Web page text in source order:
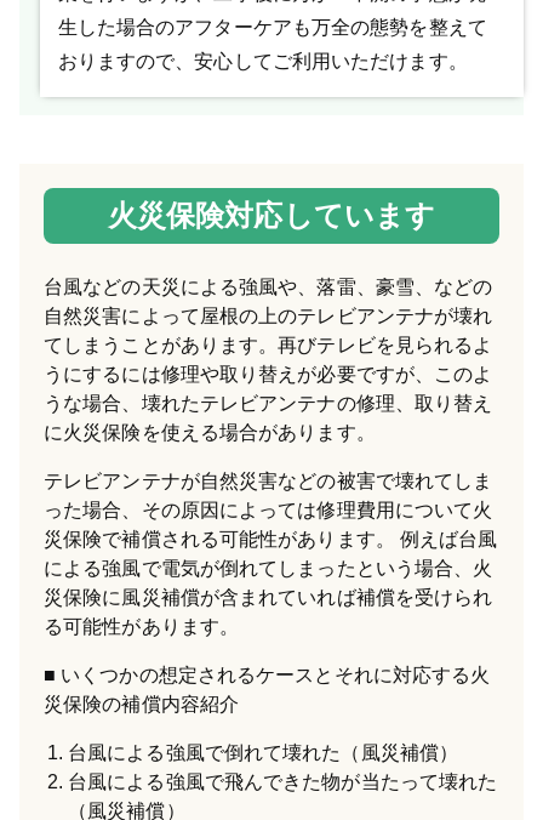
生した場合のアフターケアも万全の態勢を整えて
おりますので、安心してご利用いただけます。
火災保険対応しています
台風などの天災による強風や、落雷、豪雪、などの
自然災害によって屋根の上のテレビアンテナが壊れ
てしまうことがあります。再びテレビを見られるよ
うにするには修理や取り替えが必要ですが、このよ
うな場合、壊れたテレビアンテナの修理、取り替え
に火災保険を使える場合があります。
テレビアンテナが自然災害などの被害で壊れてしま
った場合、その原因によっては修理費用について火
災保険で補償される可能性があります。 例えば台風
による強風で電気が倒れてしまったという場合、火
災保険に風災補償が含まれていれば補償を受けられ
る可能性があります。
いくつかの想定されるケースとそれに対応する火
災保険の補償内容紹介
台風による強風で倒れて壊れた（風災補償）
台風による強風で飛んできた物が当たって壊れた
（風災補償）